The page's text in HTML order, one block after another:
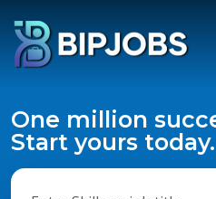
One million
Start yours today.